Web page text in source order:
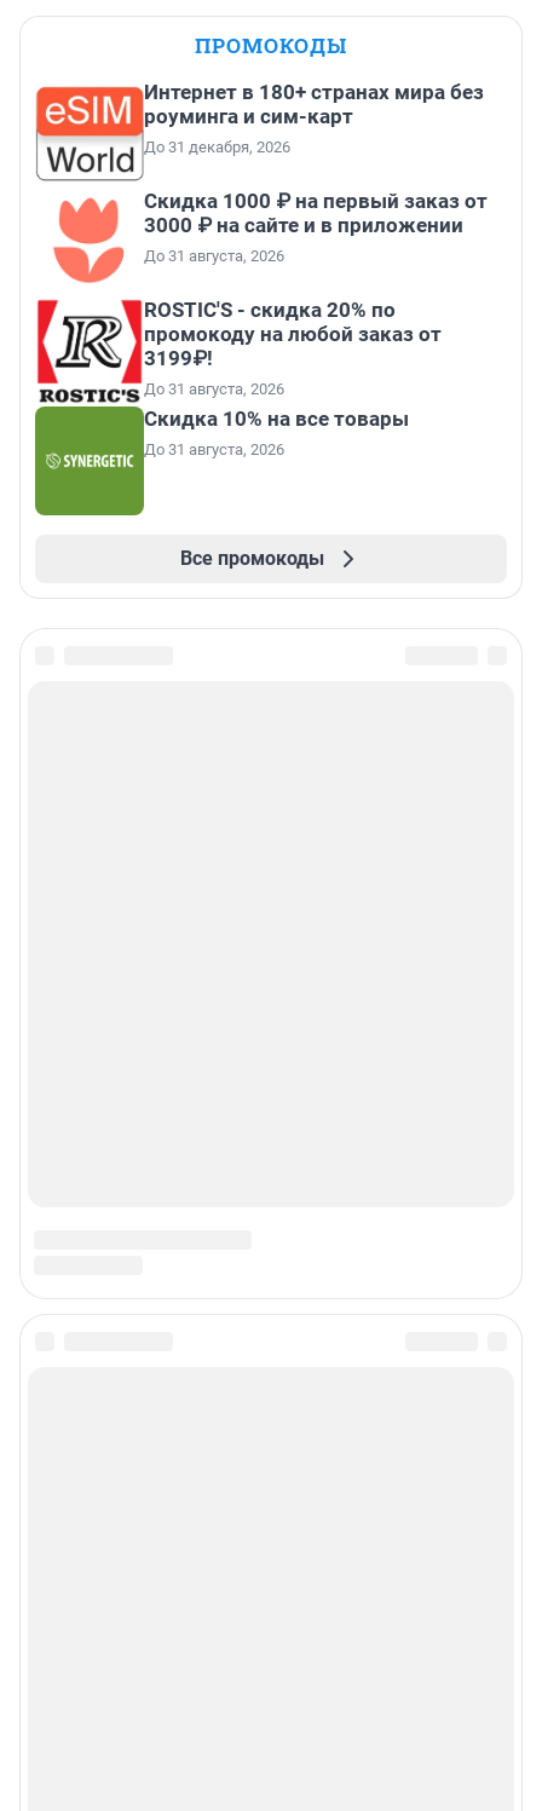
ПРОМОКОДЫ
Интернет в 180+ странах мира без
роуминга и сим-карт
До 31 декабря, 2026
Скидка 1000 ₽ на первый заказ от
3000 ₽ на сайте и в приложении
До 31 августа, 2026
ROSTIC'S - скидка 20% по
промокоду на любой заказ от
3199₽!
До 31 августа, 2026
Скидка 10% на все товары
До 31 августа, 2026
Все промокоды